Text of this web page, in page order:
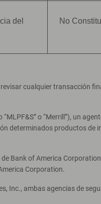
del
No
cualquier transacción
o “Merrill”), un
determinados productos
Bank of America
Corporation.
Inc., ambas agencias de